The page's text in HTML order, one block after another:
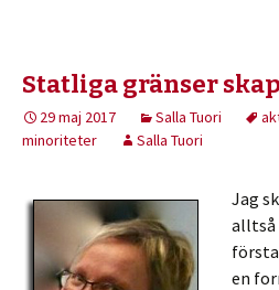
Statliga gränser
29 maj 2017 Salla Tuori
minoriteter
Salla Tuori
Jag
alltså
en